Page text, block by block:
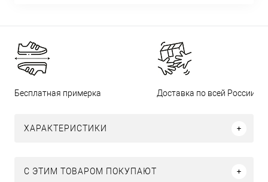
Бесплатная примерка Доставка по всей России
ХАРАКТЕРИСТИКИ
С ЭТИМ ТОВАРОМ ПОКУПАЮТ